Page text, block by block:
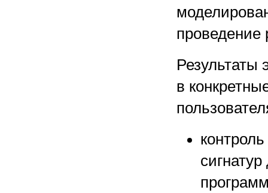
проведение
Результаты
в